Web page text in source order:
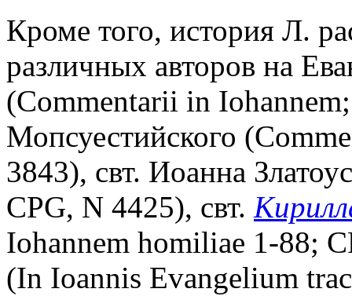
Кроме того, история Л.
различных авторов на
(Commentarii in
Мопсуестийского
3843), свт. Иоанна
CPG, N 4425), свт.
Iohannem homiliae 1-88;
(In Ioannis Evangelium